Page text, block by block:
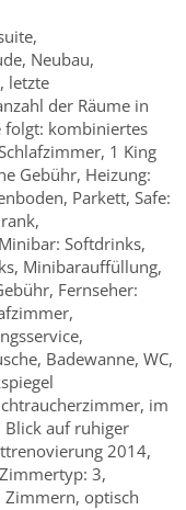
Neubau,
letzte
der Räume in
folgt: kombiniertes
1 King
Gebühr, Heizung:
Parkett, Safe:
Softdrinks,
Minibarauffüllung,
Fernseher:
Badewanne, WC,
im
Blick auf ruhiger
2014,
3,
Zimmern, optisch